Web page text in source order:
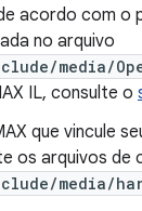
acordo com o
no arquivo
media/
IL, consulte o
que vincule
os arquivos de
media/